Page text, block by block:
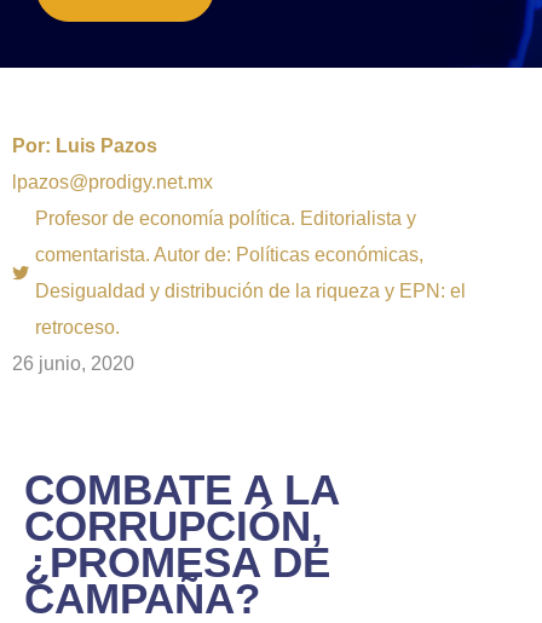
Por: Luis Pazos
lpazos@prodigy.net.mx
Profesor de economía política. Editorialista y
comentarista. Autor de: Políticas económicas,
Desigualdad y distribución de la riqueza y EPN: el
retroceso.
26 junio, 2020
COMBATE A LA
CORRUPCIÓN,
¿PROMESA DE
CAMPAÑA?